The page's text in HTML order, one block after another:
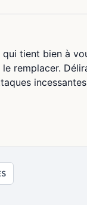
tient bien à
remplacer.